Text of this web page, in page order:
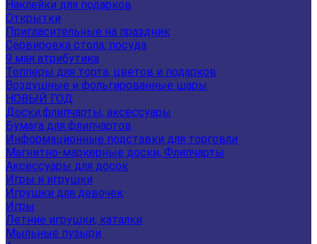
Наклейки для подарков
Открытки
Пригласительные на праздник
Сервировка стола, посуда
9 мая атрибутика
Топперы для торта, цветов и подарков
Воздушные и фольгированные шары
НОВЫЙ ГОД
Доски,флипчарты, аксессуары
Бумага для флипчартов
Информационные подставки для торговли
Магнитно-маркерные доски, Флипчарты
Аксессуары для досок
Игры и игрушки
Игрушки для девочек
Игры
Летние игрушки, каталки
Мыльные пузыри